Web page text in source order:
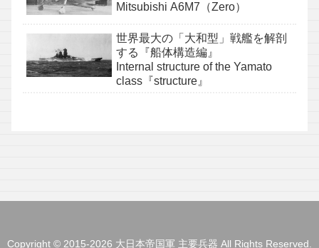
Mitsubishi A6M7（Zero）
世界最大の「大和型」戦艦を解剖
する『船体構造編』
Internal structure of the Yamato
class『structure』
Copyright © 2015-2026 大日本帝国軍 主要兵器 All Rights Reserved.